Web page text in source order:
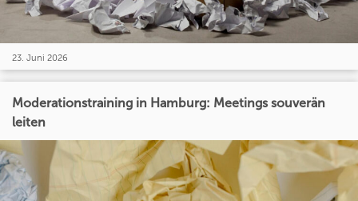
23. Juni 2026
Moderationstraining in Hamburg: Meetings souverän
leiten